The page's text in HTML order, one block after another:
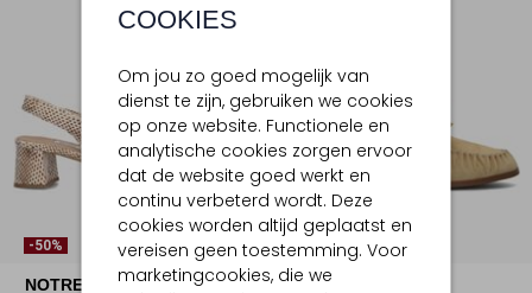
COOKIES
Om jou zo goed mogelijk van
dienst te zijn, gebruiken we cookies
op onze website. Functionele en
analytische cookies zorgen ervoor
dat de website goed werkt en
continu verbeterd wordt. Deze
cookies worden altijd geplaatst en
vereisen geen toestemming. Voor
marketingcookies, die we
-50%
NOTRE-V
-50%
NOTRE-V